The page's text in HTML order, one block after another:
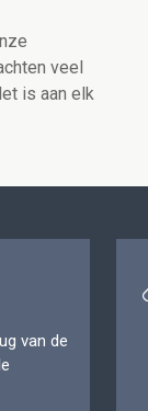
veel
is aan elk
van de